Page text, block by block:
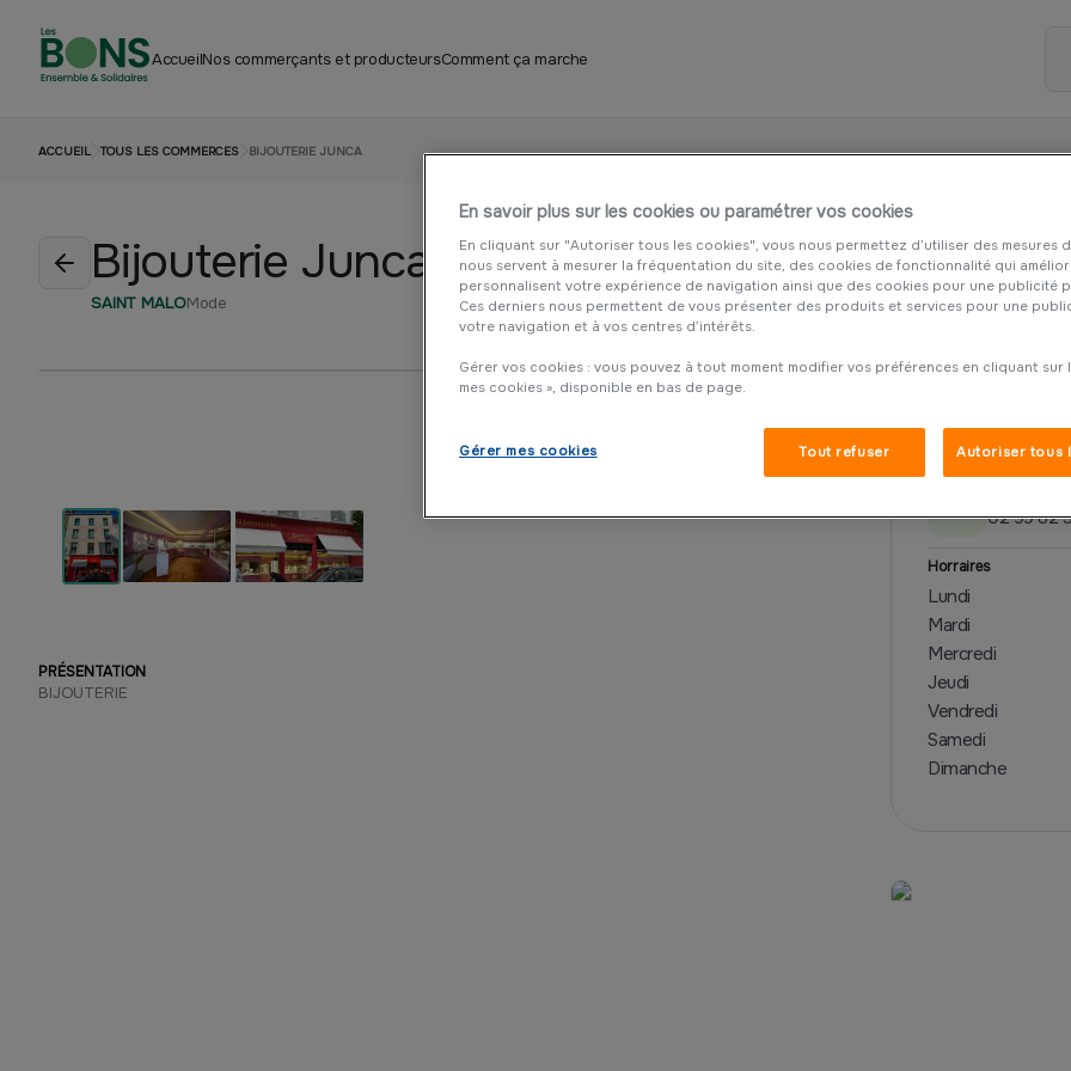
AccueilNos commerçants et producteursComment ça marche
ACCUEIL TOUS LES COMMERCES BIJOUTERIE JUNCA
Bijouterie Junca
SAINT MALOMode
PRÉSENTATION
BIJOUTERIE
Adresse
7 Rue
02 99 82
Horraires
Lundi
Mardi
Mercredi
Jeudi
Vendredi
Samedi
Dimanche
En savoir plus sur les cookies ou paramétrer vos cookies
En cliquant sur "Autoriser tous les cookies", vous nous permettez d’utiliser des mesures
nous servent à mesurer la fréquentation du site, des cookies de fonctionnalité qui
personnalisent votre expérience de navigation ainsi que des cookies pour une publicité
Ces derniers nous permettent de vous présenter des produits et services pour une
votre navigation et à vos centres d’intérêts.
Gérer vos cookies : vous pouvez à tout moment modifier vos préférences en cliquant sur
mes cookies », disponible en bas de page.
Tout refuser Autoriser tous
Gérer mes cookies